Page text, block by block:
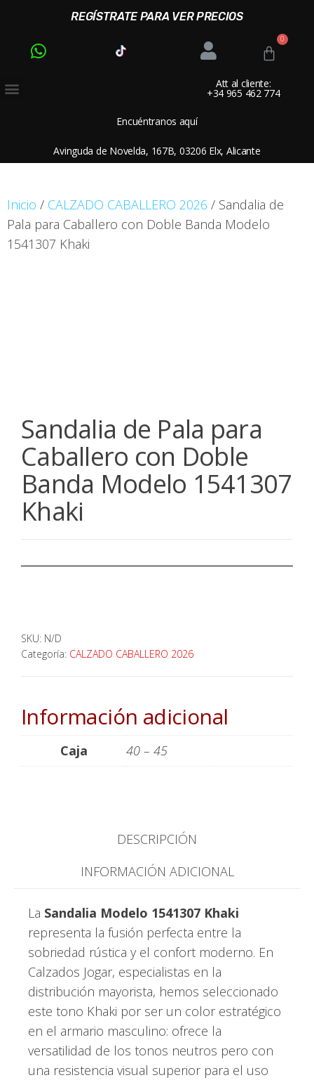
REGÍSTRATE PARA VER PRECIOS
Att al cliente:
+34 965 462 774
Encuéntranos aquí
Avinguda de Novelda, 167B, 03206 Elx, Alicante
Inicio / CALZADO CABALLERO 2026 / Sandalia de
Pala para Caballero con Doble Banda Modelo
1541307 Khaki
Sandalia de Pala para
Caballero con Doble
Banda Modelo 1541307
Khaki
SKU: N/D
Categoría: CALZADO CABALLERO 2026
Información adicional
Caja 40 – 45
DESCRIPCIÓN
INFORMACIÓN ADICIONAL
La Sandalia Modelo 1541307 Khaki
representa la fusión perfecta entre la
sobriedad rústica y el confort moderno. En
Calzados Jogar, especialistas en la
distribución mayorista, hemos seleccionado
este tono Khaki por ser un color estratégico
en el armario masculino: ofrece la
versatilidad de los tonos neutros pero con
una resistencia visual superior para el uso